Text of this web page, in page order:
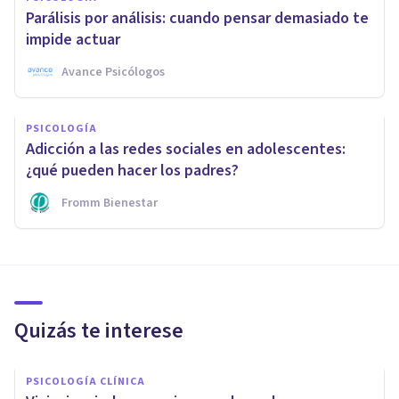
Parálisis por análisis: cuando pensar demasiado te
impide actuar
Avance Psicólogos
PSICOLOGÍA
Adicción a las redes sociales en adolescentes:
¿qué pueden hacer los padres?
Fromm Bienestar
Quizás te interese
PSICOLOGÍA CLÍNICA